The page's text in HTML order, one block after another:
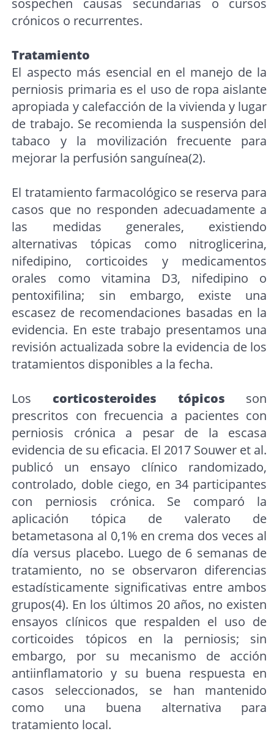
crónicos o recurrentes.
Tratamiento
El aspecto más esencial en el manejo de la
perniosis primaria es el uso de ropa aislante
apropiada y calefacción de la vivienda y lugar
de trabajo. Se recomienda la suspensión del
tabaco y la movilización frecuente para
mejorar la perfusión sanguínea(2).
El tratamiento farmacológico se reserva para
casos que no responden adecuadamente a
las medidas generales, existiendo
alternativas tópicas como nitroglicerina,
nifedipino, corticoides y medicamentos
orales como vitamina D3, nifedipino o
pentoxifilina; sin embargo, existe una
escasez de recomendaciones basadas en la
evidencia. En este trabajo presentamos una
revisión actualizada sobre la evidencia de los
tratamientos disponibles a la fecha.
Loscorticosteroides tópicos son
prescritos con frecuencia a pacientes con
perniosis crónica a pesar de la escasa
evidencia de su eficacia. El 2017 Souwer et al.
publicó un ensayo clínico randomizado,
controlado, doble ciego, en 34 participantes
con perniosis crónica. Se comparó la
aplicación tópica de valerato de
betametasona al 0,1% en crema dos veces al
día versus placebo. Luego de 6 semanas de
tratamiento, no se observaron diferencias
estadísticamente significativas entre ambos
grupos(4). En los últimos 20 años, no existen
ensayos clínicos que respalden el uso de
corticoides tópicos en la perniosis; sin
embargo, por su mecanismo de acción
antiinflamatorio y su buena respuesta en
casos seleccionados, se han mantenido
como una buena alternativa para
tratamiento local.